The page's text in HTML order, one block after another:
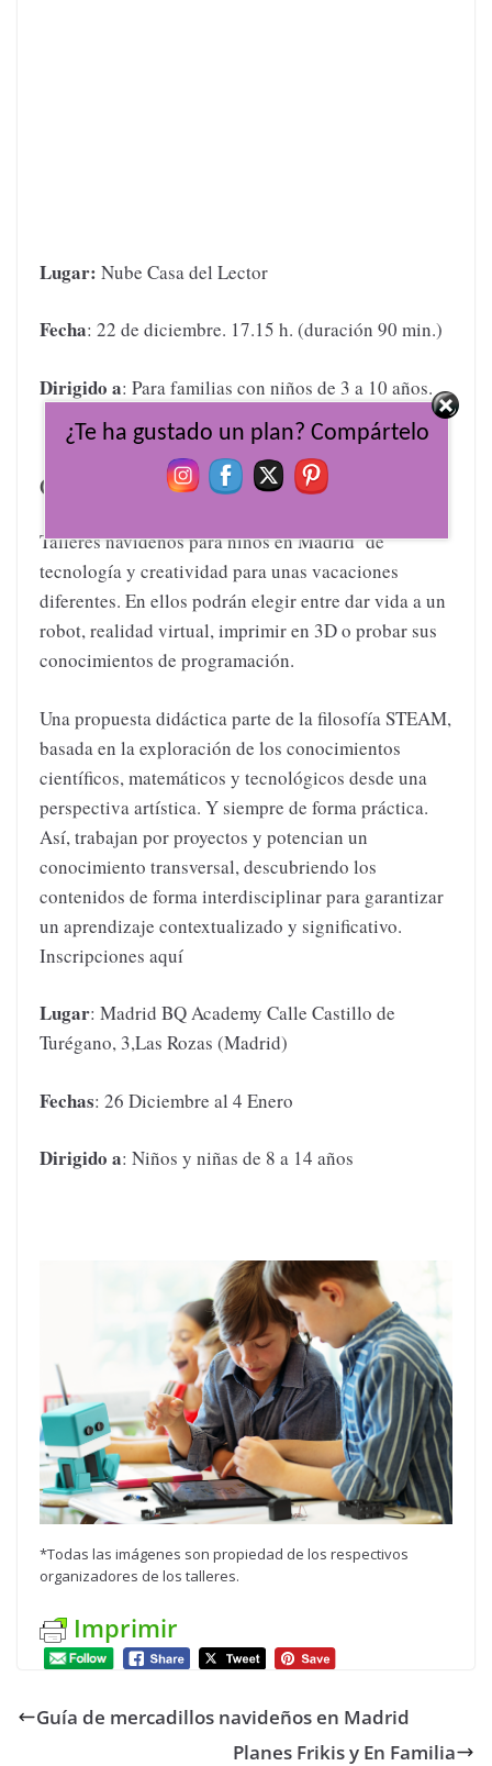
Lugar: Nube Casa del Lector
Fecha: 22 de diciembre. 17.15 h. (duración 90 min.)
Dirigido a: Para familias con niños de 3 a 10 años.
Campus de Navidad BQ
Talleres navideños para niños en Madrid de
tecnología y creatividad para unas vacaciones
diferentes. En ellos podrán elegir entre dar vida a un
robot, realidad virtual, imprimir en 3D o probar sus
conocimientos de programación.
Una propuesta didáctica parte de la filosofía STEAM,
basada en la exploración de los conocimientos
científicos, matemáticos y tecnológicos desde una
perspectiva artística. Y siempre de forma práctica.
Así, trabajan por proyectos y potencian un
conocimiento transversal, descubriendo los
contenidos de forma interdisciplinar para garantizar
un aprendizaje contextualizado y significativo.
Inscripciones aquí
Lugar: Madrid BQ Academy Calle Castillo de
Turégano, 3,Las Rozas (Madrid)
Fechas: 26 Diciembre al 4 Enero
Dirigido a: Niños y niñas de 8 a 14 años
*Todas las imágenes son propiedad de los respectivos
organizadores de los talleres.
Imprimir
Guía de mercadillos navideños en Madrid
Planes Frikis y En Familia
¿Te ha gustado un plan? Compártelo